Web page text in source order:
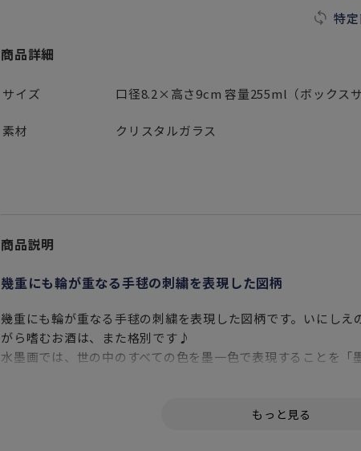
特
商品詳細
サイズ 口径8.2×高さ9cm 容量255ml（ボックス
素材 クリスタルガラス
商品説明
幾重にも輪が重なる手毬の刺繍を表現した図柄
幾重にも輪が重なる手毬の刺繍を表現した図柄です。いにしえ
がら嗜むお酒は、また格別です♪
水墨画では、世の中のすべての色を墨一色で表現することを「